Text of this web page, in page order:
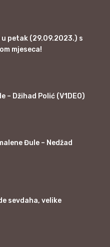
petak (29.09.2023.) s
mjeseca!
– Džihad Polić (V1DEO)
Đule – Nedžad
sevdaha, velike